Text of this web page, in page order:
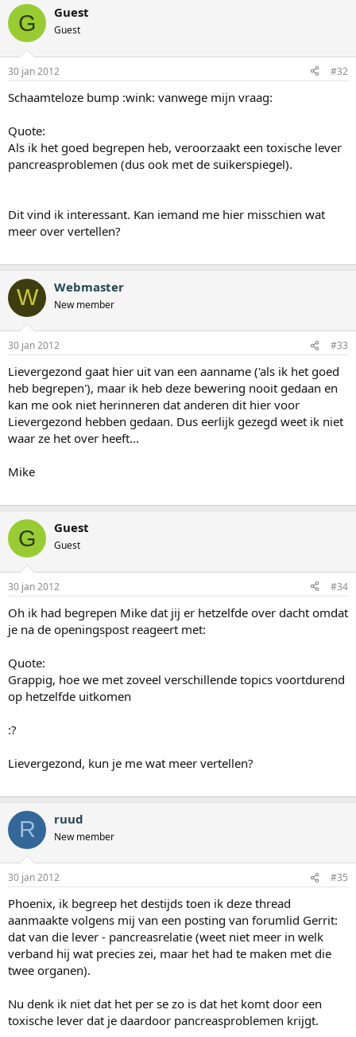
G Guest
Guest
30 jan 2012 #32
Schaamteloze bump :wink: vanwege mijn vraag:
Quote:
Als ik het goed begrepen heb, veroorzaakt een toxische lever
pancreasproblemen (dus ook met de suikerspiegel).
Dit vind ik interessant. Kan iemand me hier misschien wat
meer over vertellen?
W Webmaster
New member
30 jan 2012 #33
Lievergezond gaat hier uit van een aanname ('als ik het goed
heb begrepen'), maar ik heb deze bewering nooit gedaan en
kan me ook niet herinneren dat anderen dit hier voor
Lievergezond hebben gedaan. Dus eerlijk gezegd weet ik niet
waar ze het over heeft...
Mike
G Guest
Guest
30 jan 2012 #34
Oh ik had begrepen Mike dat jij er hetzelfde over dacht omdat
je na de openingspost reageert met:
Quote:
Grappig, hoe we met zoveel verschillende topics voortdurend
op hetzelfde uitkomen
:?
Lievergezond, kun je me wat meer vertellen?
R ruud
New member
30 jan 2012 #35
Phoenix, ik begreep het destijds toen ik deze thread
aanmaakte volgens mij van een posting van forumlid Gerrit:
dat van die lever - pancreasrelatie (weet niet meer in welk
verband hij wat precies zei, maar het had te maken met die
twee organen).
Nu denk ik niet dat het per se zo is dat het komt door een
toxische lever dat je daardoor pancreasproblemen krijgt.